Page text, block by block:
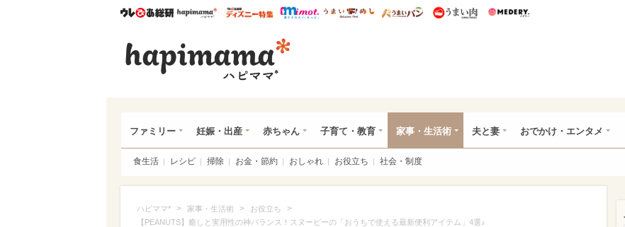
ウレぴあ総研ハピママ* ウレぴあ総研 ディズニー特集
mimot. うまいめし うまいパン うまい肉
ファミリー 妊娠・出産 赤ちゃん 子育て・教育 家事・生活術 夫と妻 おでかけ・エンタメ
食生活 レシピ 掃除 お金・節約 おしゃれ お役立ち 社会・制度
ハピママ* > 家事・生活術 > お役立ち >
【PEANUTS】癒しと実用性の神バランス！スヌーピーの「おうちで使える最新便利アイテム」4選♪